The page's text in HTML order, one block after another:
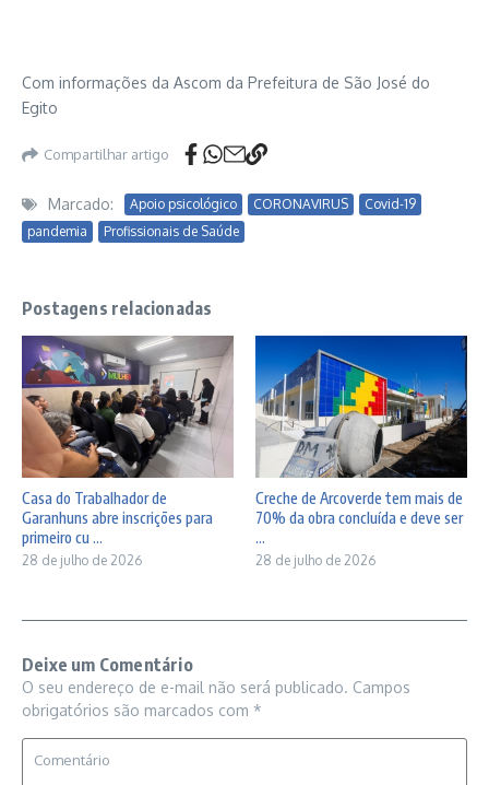
Com informações da Ascom da Prefeitura de São José do
Egito
Compartilhar artigo
Marcado: Apoio psicológico CORONAVIRUS
Covid-19
pandemia
Profissionais de Saúde
Postagens relacionadas
Casa do Trabalhador de
Garanhuns abre inscrições para
primeiro cu ...
28 de julho de 2026
Creche de Arcoverde tem mais de
70% da obra concluída e deve ser
...
28 de julho de 2026
Deixe um Comentário
O seu endereço de e-mail não será publicado. Campos
obrigatórios são marcados com *